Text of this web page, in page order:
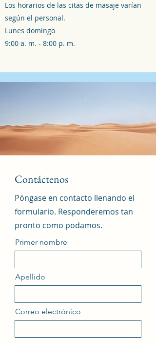
Los horarios de las citas de masaje varían
según el personal.
Lunes domingo
9:00 a. m. - 8:00 p. m.
Contáctenos
Póngase en contacto llenando el
formulario. Responderemos tan
pronto como podamos.
Primer nombre
Apellido
Correo electrónico